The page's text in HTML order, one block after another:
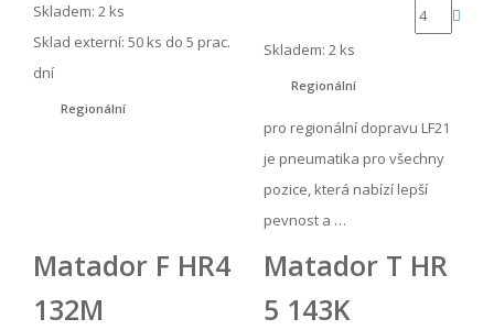
Skladem: 2 ks
Sklad externí: 50 ks do 5 prac.
dní
Regionální
Skladem: 2 ks
Regionální
pro regionální dopravu LF21
je pneumatika pro všechny
pozice, která nabízí lepší
pevnost a …
Matador F HR4
132M
Matador T HR
5 143K